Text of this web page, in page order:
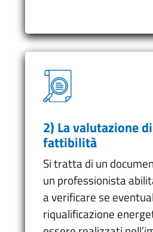
2) La valutazione
fattibilità
Si tratta di un
un professionista
a verificare se
riqualificazione